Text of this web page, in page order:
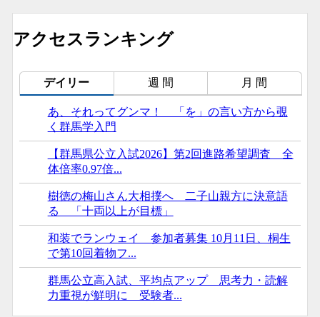
アクセスランキング
デイリー 週 間 月 間
あ、それってグンマ！ 「を」の言い方から覗
く群馬学入門
【群馬県公立入試2026】第2回進路希望調査 全
体倍率0.97倍...
樹徳の梅山さん大相撲へ 二子山親方に決意語
る 「十両以上が目標」
和装でランウェイ 参加者募集 10月11日、桐生
で第10回着物フ...
群馬公立高入試、平均点アップ 思考力・読解
力重視が鮮明に 受験者...
あ、それってグンマ！ 「を」の言い方から覗
く群馬学入門
樹徳の梅山さん大相撲へ 二子山親方に決意語
る 「十両以上が目標」
【群馬県公立入試2026】第2回進路希望調査 全
体倍率0.97倍...
和装でランウェイ 参加者募集 10月11日、桐生
で第10回着物フ...
群馬公立高入試、平均点アップ 思考力・読解
力重視が鮮明に 受験者...
高木美帆さん、古田敦也さんら招き「球都桐生
ウィーク2026」開催...
あ、それってグンマ！ 「を」の言い方から覗
く群馬学入門
樹徳の梅山さん大相撲へ 二子山親方に決意語
る 「十両以上が目標」
【群馬県公立入試2026】第2回進路希望調査 全
体倍率0.97倍...
群馬公立高入試、平均点アップ 思考力・読解
力重視が鮮明に 受験者...